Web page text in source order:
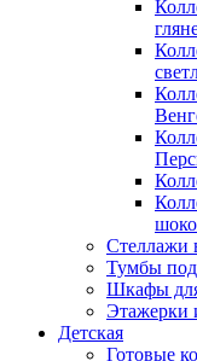
Стеллажи
Тумбы под
Шкафы
Этажерки
Детская
Готовые